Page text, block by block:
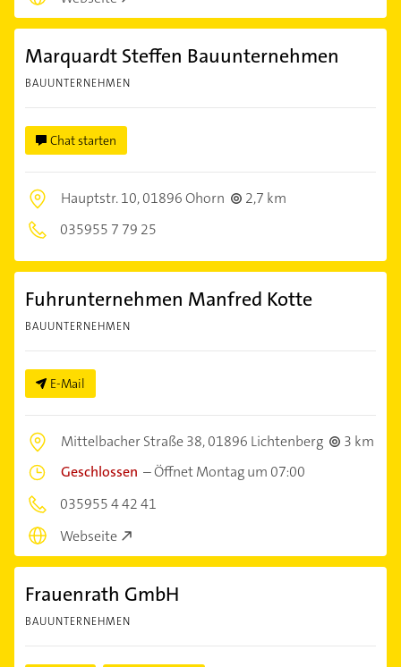
Marquardt Steffen Bauunternehmen
BAUUNTERNEHMEN
Chat starten
Hauptstr. 10,01896 Ohorn
2,7 km
035955 7 79 25
Fuhrunternehmen Manfred Kotte
BAUUNTERNEHMEN
E-Mail
Mittelbacher Straße 38,01896 Lichtenberg
3 km
Geschlossen –Öffnet Montag um 07:00
035955 4 42 41
Webseite
Frauenrath GmbH
BAUUNTERNEHMEN